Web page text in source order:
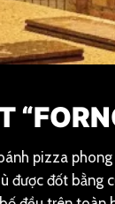
pizza
được đốt